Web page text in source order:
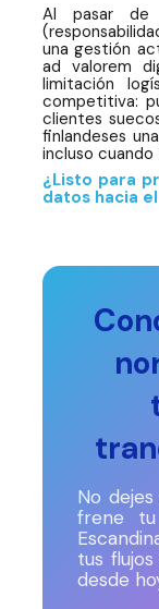
Al pasar de
una gestión
ad valorem
limitación
competitiva:
clientes
finlandeses
incluso
¿Listo para
datos hacia
No
frene tu
tus
desde